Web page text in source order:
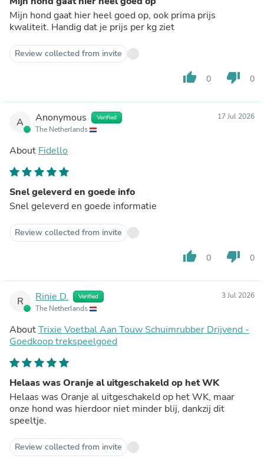
Mijn hond gaat hier heel goed op, ook prima prijs
kwaliteit. Handig dat je prijs per kg ziet
Review collected from invite
thumb_up 0 thumb_down 0
A Anonymous Verified
The Netherlands
17 Jul 2026
About Fidello
Snel geleverd en goede info
Snel geleverd en goede informatie
Review collected from invite
thumb_up 0 thumb_down 0
R Rinie D. Verified
The Netherlands
3 Jul 2026
AboutTrixie Voetbal Aan Touw Schuimrubber Drijvend -
Goedkoop trekspeelgoed
Helaas was Oranje al uitgeschakeld op het WK
Helaas was Oranje al uitgeschakeld op het WK, maar
onze hond was hierdoor niet minder blij, dankzij dit
speeltje.
Review collected from invite